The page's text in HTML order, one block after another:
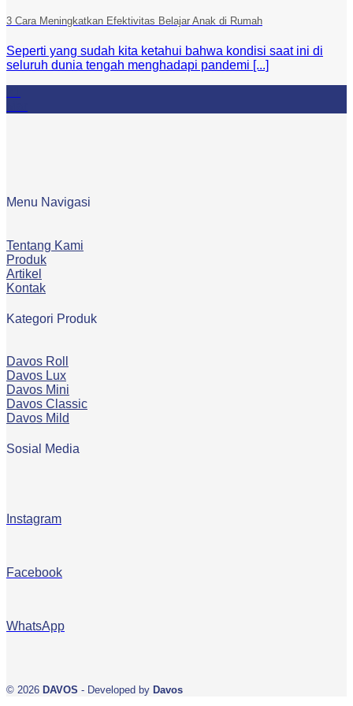
3 Cara Meningkatkan Efektivitas Belajar Anak di Rumah
Seperti yang sudah kita ketahui bahwa kondisi saat ini di
seluruh dunia tengah menghadapi pandemi [...]
Menu Navigasi
Tentang Kami
Produk
Artikel
Kontak
Kategori Produk
Davos Roll
Davos Lux
Davos Mini
Davos Classic
Davos Mild
Sosial Media
Instagram
Facebook
WhatsApp
© 2026 DAVOS - Developed by Davos